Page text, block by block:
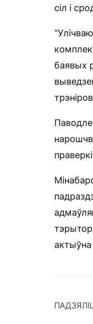
сіл і
баявых
актыўна